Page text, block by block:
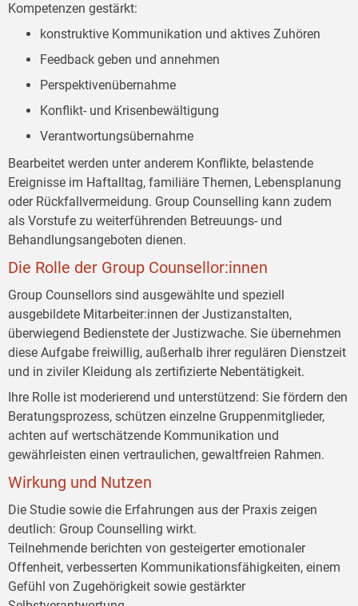
Kompetenzen gestärkt:
konstruktive Kommunikation und aktives Zuhören
Feedback geben und annehmen
Perspektivenübernahme
Konflikt- und Krisenbewältigung
Verantwortungsübernahme
Bearbeitet werden unter anderem Konflikte, belastende
Ereignisse im Haftalltag, familiäre Themen, Lebensplanung
oder Rückfallvermeidung. Group Counselling kann zudem
als Vorstufe zu weiterführenden Betreuungs- und
Behandlungsangeboten dienen.
Die Rolle der Group Counsellor:innen
Group Counsellors sind ausgewählte und speziell
ausgebildete Mitarbeiter:innen der Justizanstalten,
überwiegend Bedienstete der Justizwache. Sie übernehmen
diese Aufgabe freiwillig, außerhalb ihrer regulären Dienstzeit
und in ziviler Kleidung als zertifizierte Nebentätigkeit.
Ihre Rolle ist moderierend und unterstützend: Sie fördern den
Beratungsprozess, schützen einzelne Gruppenmitglieder,
achten auf wertschätzende Kommunikation und
gewährleisten einen vertraulichen, gewaltfreien Rahmen.
Wirkung und Nutzen
Die Studie sowie die Erfahrungen aus der Praxis zeigen
deutlich: Group Counselling wirkt.
Teilnehmende berichten von gesteigerter emotionaler
Offenheit, verbesserten Kommunikationsfähigkeiten, einem
Gefühl von Zugehörigkeit sowie gestärkter